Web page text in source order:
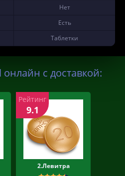
Нет
Есть
Таблетки
онлайн с доставкой:
2.Левитра
Рейтинг
9.1